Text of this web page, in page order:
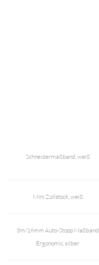
Schneidermaßband, weiß
Mini Zollstock, weiß
3m/16mm Auto-Stopp Maßband
Ergonomic, silber